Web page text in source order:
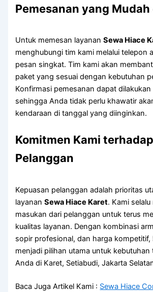
Pemesanan yang
Untuk memesan layananSewa Hiace
menghubungi tim kami melalui telepon
pesan singkat. Tim kami akan
paket yang sesuai dengan kebutuhan
Konfirmasi pemesanan dapat
sehingga Anda tidak perlu khawatir
kendaraan di tanggal yang diinginkan.
Komitmen Kami
Pelanggan
Kepuasan pelanggan adalah prioritas
layananSewa Hiace Karet. Kami
masukan dari pelanggan untuk terus
kualitas layanan. Dengan kombinasi
sopir profesional, dan harga
menjadi pilihan utama untuk
Anda di Karet, Setiabudi, Jakarta
Baca Juga Artikel Kami : Sewa Hiace